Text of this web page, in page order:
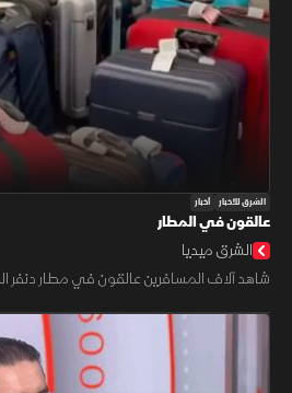
الشرق للأخبار أخبار
عالقون في المطار
الشرق ميديا
شاهد آلاف المسافرين عالقون في مطار دنفر